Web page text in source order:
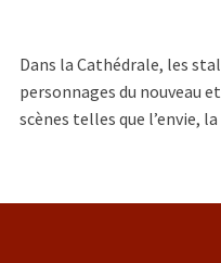
Dans la Cathédrale, les
personnages du nouveau
scènes telles que l’envie,